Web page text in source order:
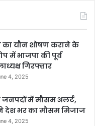
का यौन शोषण कराने के
में भाजपा की पूर्व
गिरफ्तार
4, 2025
जनपदों में मौसम अलर्ट,
देश भर का मौसम मिजाज
4, 2025